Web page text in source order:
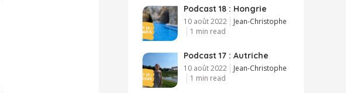
Podcast 18 : Hongrie
10 août 2022
Jean-Christophe
1 min read
Podcast 17 : Autriche
10 août 2022
Jean-Christophe
1 min read